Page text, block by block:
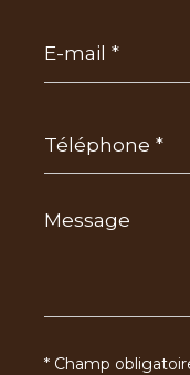
mail
*
Message
*
* Champ